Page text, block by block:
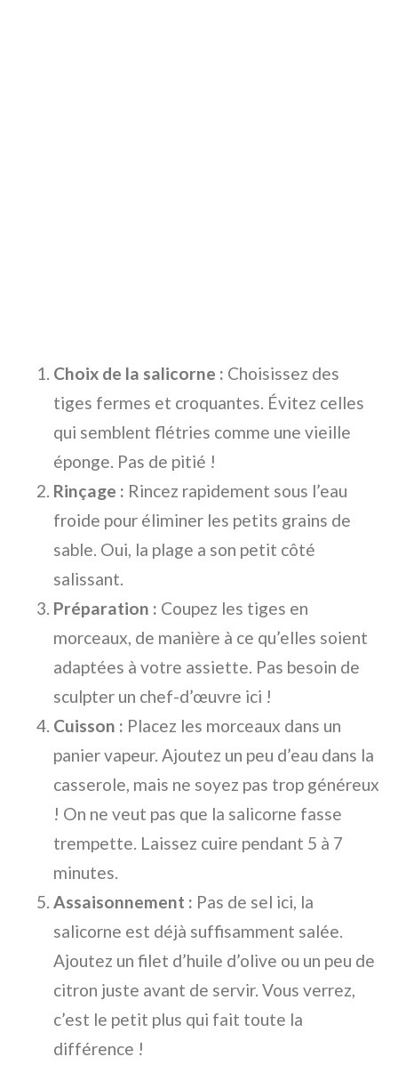
Choix de la salicorne : Choisissez des
tiges fermes et croquantes. Évitez celles
qui semblent flétries comme une vieille
éponge. Pas de pitié !
Rinçage : Rincez rapidement sous l’eau
froide pour éliminer les petits grains de
sable. Oui, la plage a son petit côté
salissant.
Préparation : Coupez les tiges en
morceaux, de manière à ce qu’elles soient
adaptées à votre assiette. Pas besoin de
sculpter un chef-d’œuvre ici !
Cuisson : Placez les morceaux dans un
panier vapeur. Ajoutez un peu d’eau dans la
casserole, mais ne soyez pas trop généreux
! On ne veut pas que la salicorne fasse
trempette. Laissez cuire pendant 5 à 7
minutes.
Assaisonnement : Pas de sel ici, la
salicorne est déjà suffisamment salée.
Ajoutez un filet d’huile d’olive ou un peu de
citron juste avant de servir. Vous verrez,
c’est le petit plus qui fait toute la
différence !